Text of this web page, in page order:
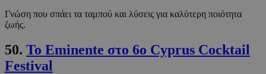
Γνώση που σπάει τα ταμπού και λύσεις για καλύτερη ποιότητα
ζωής.
50. Το Eminente στο 6ο Cyprus Cocktail
Festival
Ονοματεπώνυμο
Πεδίο